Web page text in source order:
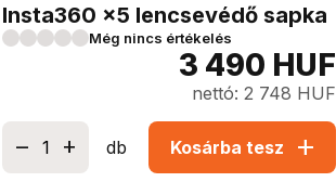
Insta360 x5 lencsevédő sapka
Még nincs értékelés
3 490 HUF
nettó: 2 748 HUF
db Kosárba tesz add